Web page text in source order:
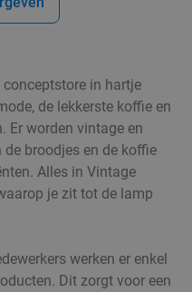
in hartje
de lekkerste koffie en
Er worden vintage en
broodjes en de koffie
Alles in Vintage
je zit tot de lamp
werken er enkel
Dit zorgt voor een